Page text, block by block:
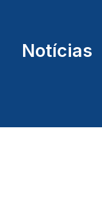
Notícias